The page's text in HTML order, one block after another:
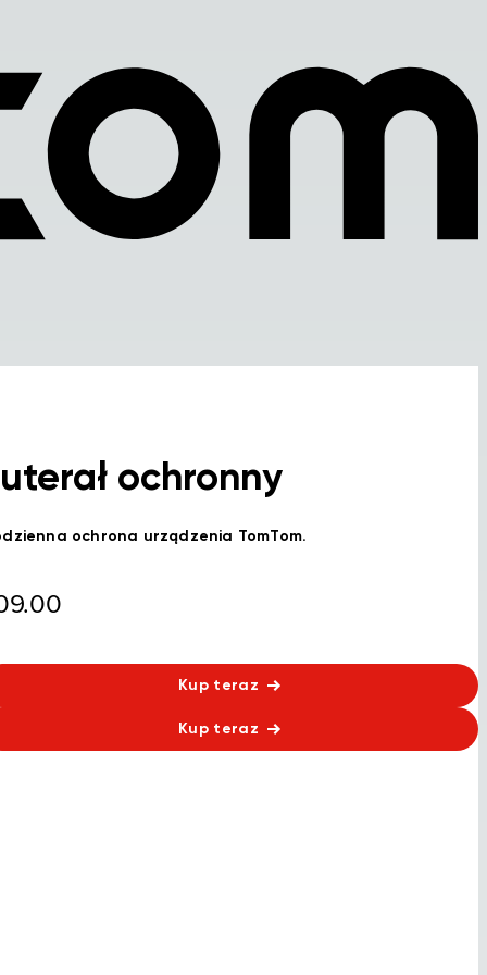
ochronny
ochrona urządzenia TomTom.
Kup teraz
Kup teraz